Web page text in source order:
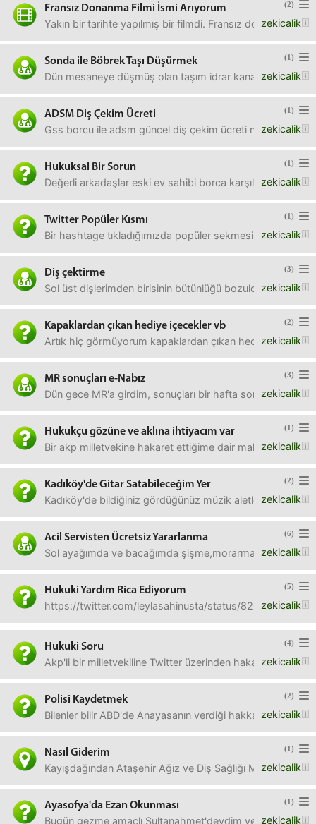
(2)
Fransız Donanma Filmi İsmi Arıyorum
zekicalik
Yakın bir tarihte yapılmış bir filmdi. Fransız
(1)
Sonda ile Böbrek Taşı Düşürmek
zekicalik
Dün mesaneye düşmüş olan taşım idrar kanalımı
(1)
ADSM Diş Çekim Ücreti
zekicalik
Gss borcu ile adsm güncel diş çekim ücreti nedir? Geçen
(1)
Hukuksal Bir Sorun
zekicalik
Değerli arkadaşlar eski ev sahibi borca karşılık kişiler
(1)
Twitter Popüler Kısmı
zekicalik
Bir hashtage tıkladığımızda popüler sekmesinin
(3)
Diş çektirme
zekicalik
Sol üst dişlerimden birisinin bütünlüğü bozulduğu için
(2)
Kapaklardan çıkan hediye içecekler vb
zekicalik
Artık hiç görmüyorum kapaklardan çıkan hediyeler işte
(3)
MR sonuçları e-Nabız
zekicalik
Dün gece MR'a girdim, sonuçları bir hafta sonra
(1)
Hukukçu gözüne ve aklına ihtiyacım var
zekicalik
Bir akp milletvekine hakaret ettiğime dair mahkemem
(2)
Kadıköy'de Gitar Satabileceğim Yer
zekicalik
Kadıköy'de bildiğiniz gördüğünüz müzik aletleri alan
(6)
Acil Servisten Ücretsiz Yararlanma
zekicalik
Sol ayağımda ve bacağımda
(5)
Hukuki Yardım Rica Ediyorum
zekicalik
https://twitter.com/leylasahinusta/status/
(4)
Hukuki Soru
zekicalik
Akp'li bir milletvekiline Twitter üzerinden hakaret ettiğim
(2)
Polisi Kaydetmek
zekicalik
Bilenler bilir ABD'de Anayasanın verdiği hakka göre her
(1)
Nasıl Giderim
zekicalik
Kayışdağından Ataşehir Ağız ve Diş Sağlığı Merkezine
(1)
Ayasofya'da Ezan Okunması
zekicalik
Bugün gezme amaçlı Sultanahmet'deydim ve Ezan